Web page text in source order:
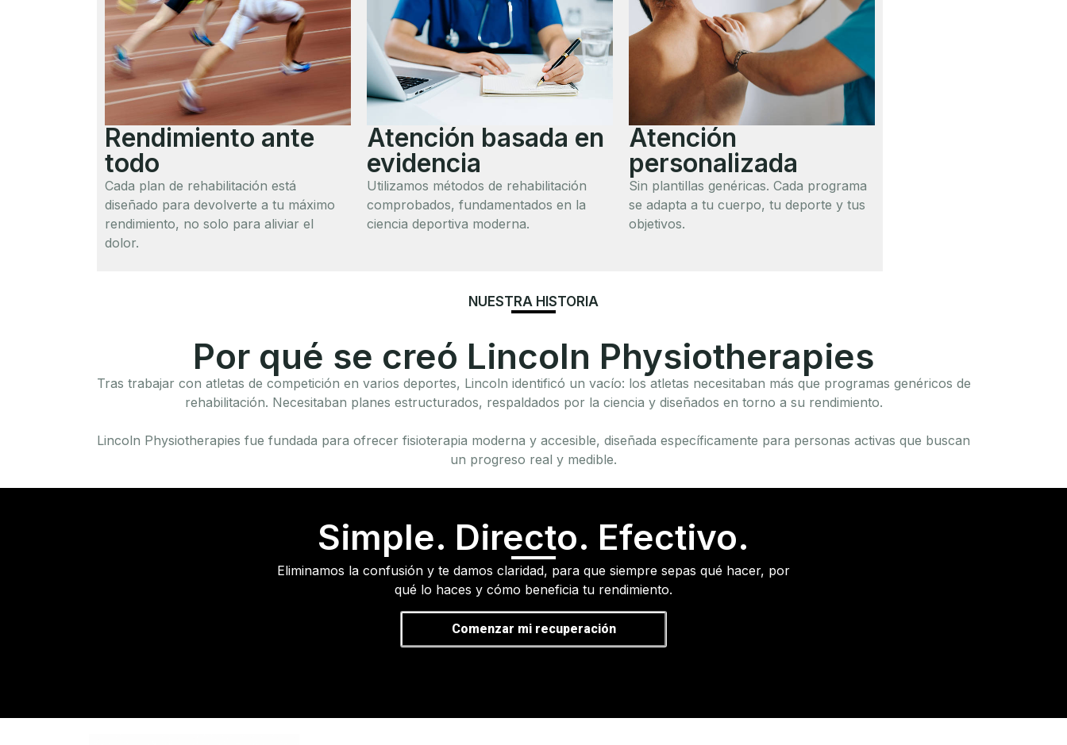
Rendimiento ante
todo
Cada plan de rehabilitación está
diseñado para devolverte a tu máximo
rendimiento, no solo para aliviar el
dolor.
Atención basada en
evidencia
Utilizamos métodos de rehabilitación
comprobados, fundamentados en la
ciencia deportiva moderna.
Atención
personalizada
Sin plantillas genéricas. Cada programa
se adapta a tu cuerpo, tu deporte y tus
objetivos.
NUESTRA HISTORIA
Por qué se creó Lincoln Physiotherapies
Tras trabajar con atletas de competición en varios deportes, Lincoln identificó un vacío: los atletas necesitaban más que programas genéricos de
rehabilitación. Necesitaban planes estructurados, respaldados por la ciencia y diseñados en torno a su rendimiento.
Lincoln Physiotherapies fue fundada para ofrecer fisioterapia moderna y accesible, diseñada específicamente para personas activas que buscan
un progreso real y medible.
Simple. Directo. Efectivo.
Eliminamos la confusión y te damos claridad, para que siempre sepas qué hacer, por
qué lo haces y cómo beneficia tu rendimiento.
Comenzar mi recuperación